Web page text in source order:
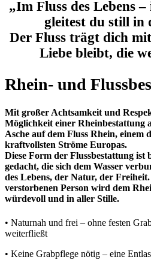
„Im Fluss des Lebens
gleitest du still in
Der Fluss trägt dich
Liebe bleibt, die
Rhein- und
Mit großer Achtsamkeit und
Möglichkeit einer Rheinbestattung
Asche auf dem Fluss Rhein, einem
kraftvollsten Ströme Europas.
Diese Form der Flussbestattung ist
gedacht, die sich dem Wasser
des Lebens, der Natur, der
verstorbenen Person wird dem
würdevoll und in aller Stille.
• Naturnah und frei – ohne festen
weiterfließt
• Keine Grabpflege nötig – eine